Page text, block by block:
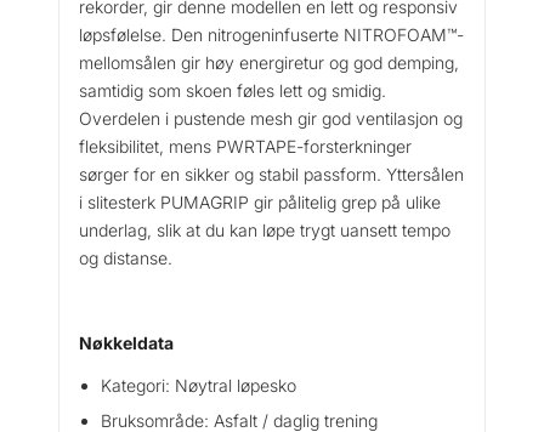
rekorder, gir denne modellen en lett og responsiv
løpsfølelse. Den nitrogeninfuserte NITROFOAM™-
mellomsålen gir høy energiretur og god demping,
samtidig som skoen føles lett og smidig.
Overdelen i pustende mesh gir god ventilasjon og
fleksibilitet, mens PWRTAPE-forsterkninger
sørger for en sikker og stabil passform. Yttersålen
i slitesterk PUMAGRIP gir pålitelig grep på ulike
underlag, slik at du kan løpe trygt uansett tempo
og distanse.
Nøkkeldata
Kategori: Nøytral løpesko
Bruksområde: Asfalt / daglig trening